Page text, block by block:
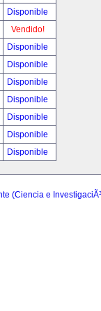
Disponible
Vendido!
Disponible
Disponible
Disponible
Disponible
Disponible
Disponible
Disponible
(Ciencia e